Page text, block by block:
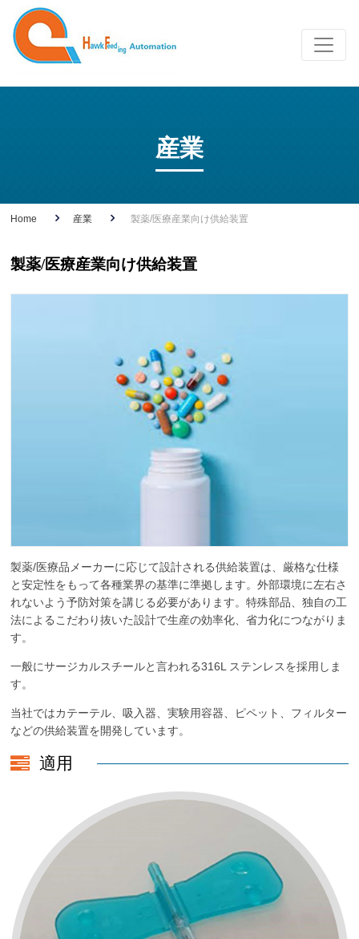
産業
Home 産業 製薬/医療産業向け供給装置
製薬/医療産業向け供給装置
製薬/医療品メーカーに応じて設計される供給装置は、厳格な仕様
と安定性をもって各種業界の基準に準拠します。外部環境に左右さ
れないよう予防対策を講じる必要があります。特殊部品、独自の工
法によるこだわり抜いた設計で生産の効率化、省力化につながりま
す。
一般にサージカルスチールと言われる316L ステンレスを採用しま
す。
当社ではカテーテル、吸入器、実験用容器、ピペット、フィルター
などの供給装置を開発しています。
適用